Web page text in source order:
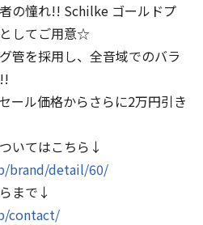
の憧れ!! Schilke ゴールドプ
してご用意☆
管を採用し、全音域でのバラ
ール価格からさらに2万円引き
いてはこちら↓
brand/detail/60/
まで↓
contact/